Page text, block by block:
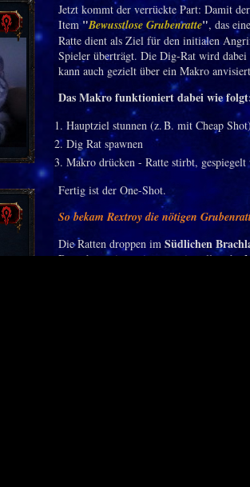
Jetzt kommt der verrückte Part: Damit
Item"Bewusstlose Grubenratte", das
Ratte dient als Ziel für den initialen
Spieler überträgt. Die Dig-Rat wird dabei
kann auch gezielt über ein Makro
Das Makro funktioniert dabei wie
Hauptziel stunnen (z. B. mit Cheap Shot)
Dig Rat spawnen
Makro drücken - Ratte stirbt,
Fertig ist der One-Shot.
So bekam Rextroy die nötigen
Die Ratten droppen im Südlichen
Dropchance ist gering, ca. eine alle